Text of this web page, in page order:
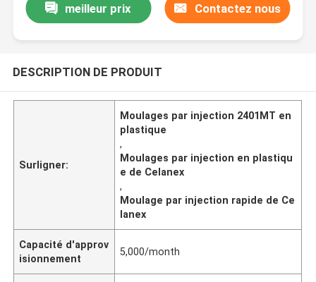
meilleur prix Contactez nous
DESCRIPTION DE PRODUIT
Surligner:
Moulages par injection 2401MT en
plastique
,
Moulages par injection en plastiqu
e de Celanex
,
Moulage par injection rapide de Ce
lanex
Capacité d'approv
isionnement
5,000/month